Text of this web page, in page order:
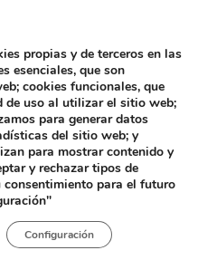
Tissue Level®”
propias y de terceros en las
esenciales, que son
cookies funcionales, que
de uso al utilizar el sitio web;
para generar datos
del sitio web; y
para mostrar contenido y
y rechazar tipos de
para el futuro
Configuración